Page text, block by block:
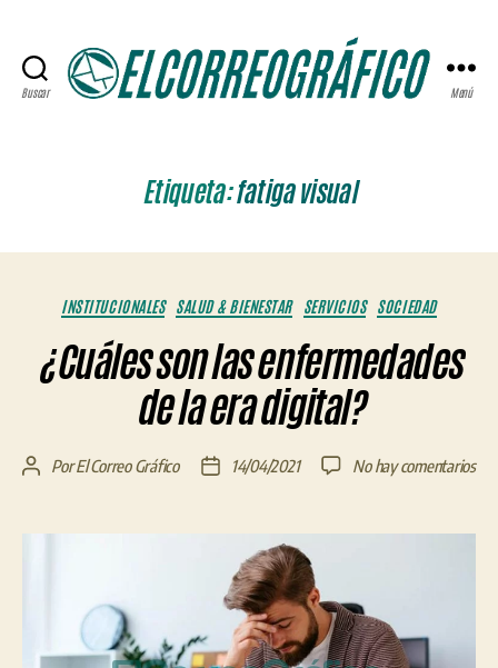
Buscar Menú
Etiqueta:fatiga visual
Categorías
INSTITUCIONALES SALUD & BIENESTAR SERVICIOS SOCIEDAD
¿Cuáles son las enfermedades
de la era digital?
Autor
entrada
PorEl Correo Gráfico
Fecha14/04/2021 No hay comentariosen
las